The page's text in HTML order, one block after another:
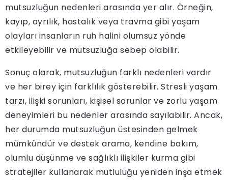
mutsuzluğun nedenleri arasında yer alır. Örneğin,
kayıp, ayrılık, hastalık veya travma gibi yaşam
olayları insanların ruh halini olumsuz yönde
etkileyebilir ve mutsuzluğa sebep olabilir.
Sonuç olarak, mutsuzluğun farklı nedenleri vardır
ve her birey için farklılık gösterebilir. Stresli yaşam
tarzı, ilişki sorunları, kişisel sorunlar ve zorlu yaşam
deneyimleri bu nedenler arasında sayılabilir. Ancak,
her durumda mutsuzluğun üstesinden gelmek
mümkündür ve destek arama, kendine bakım,
olumlu düşünme ve sağlıklı ilişkiler kurma gibi
stratejiler kullanarak mutluluğu yeniden inşa etmek